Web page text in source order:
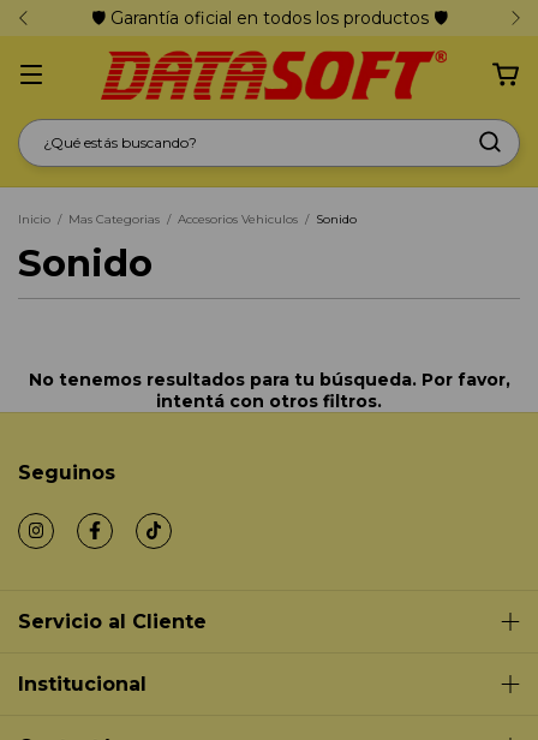
🛡️ Garantía oficial en todos los productos 🛡️
Inicio / Mas Categorias / Accesorios Vehiculos / Sonido
Sonido
No tenemos resultados para tu búsqueda. Por favor,
intentá con otros filtros.
Seguinos
Servicio al Cliente
Institucional